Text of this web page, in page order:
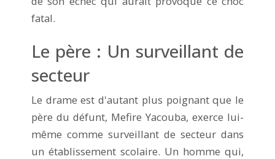
fatal.
Le père : Un surveillant de
secteur
Le drame est d'autant plus poignant que le
père du défunt, Mefire Yacouba, exerce lui-
même comme surveillant de secteur dans
un établissement scolaire. Un homme qui,